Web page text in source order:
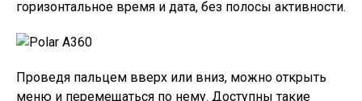
горизонтальное время и дата, без полосы активности.
Проведя пальцем вверх или вниз, можно открыть
меню и перемещаться по нему. Доступны такие